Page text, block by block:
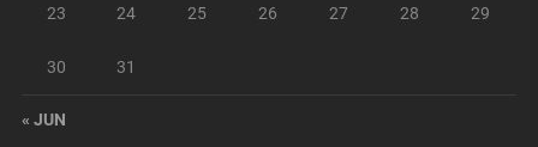
23 24 25 26 27 28 29
30 31
« JUN